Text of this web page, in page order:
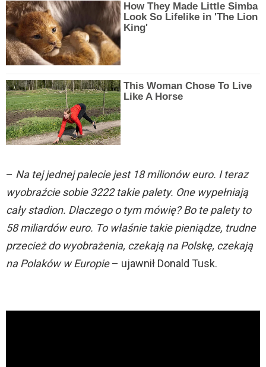
How They Made Little Simba
Look So Lifelike in 'The Lion
King'
This Woman Chose To Live
Like A Horse
– Na tej jednej palecie jest 18 milionów euro. I teraz
wyobraźcie sobie 3222 takie palety. One wypełniają
cały stadion. Dlaczego o tym mówię? Bo te palety to
58 miliardów euro. To właśnie takie pieniądze, trudne
przecież do wyobrażenia, czekają na Polskę, czekają
na Polaków w Europie– ujawnił Donald Tusk.